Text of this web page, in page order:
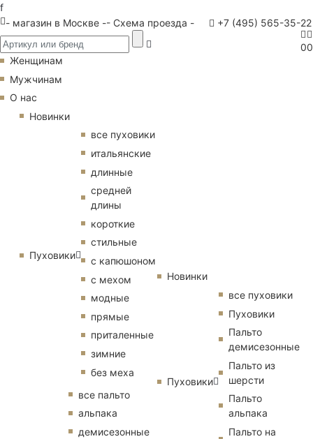
f
- магазин в Москве -- Схема проезда - +7 (495) 565-35-22
00
Женщинам
Мужчинам
О нас
Новинки
Пуховики
все пуховики
итальянские
длинные
средней
длины
короткие
стильные
с капюшоном
с мехом
модные
прямые
приталенные
зимние
без меха
все пальто
альпака
демисезонные
Новинки
Пуховики
все пуховики
Пуховики
Пальто
демисезонные
Пальто из
шерсти
Пальто
альпака
Пальто на